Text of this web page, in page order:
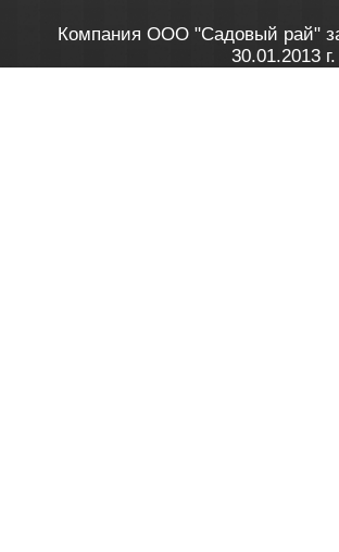
Компания ООО "Садовый рай"
30.01.2013